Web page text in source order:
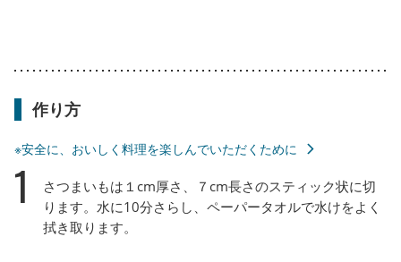
作り方
※安全に、おいしく料理を楽しんでいただくために
1
さつまいもは１cm厚さ、７cm長さのスティック状に切
ります。水に10分さらし、ペーパータオルで水けをよく
拭き取ります。